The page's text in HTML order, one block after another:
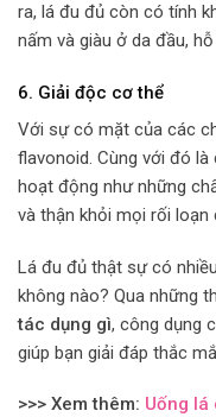
ra, lá đu đủ còn có tính
nấm và giàu ở da đầu,
6. Giải độc cơ thể
Với sự có mặt của các
flavonoid. Cùng với đó
hoạt động như những
và thận khỏi mọi rối loạn
Lá đu đủ thật sự có
không nào? Qua những
tác dụng gì, công dụng
giúp bạn giải đáp thắc
>>> Xem thêm: Uống lá